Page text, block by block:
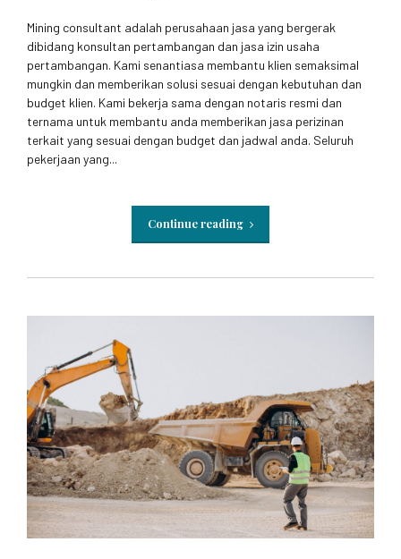
Mining consultant adalah perusahaan jasa yang bergerak
dibidang konsultan pertambangan dan jasa izin usaha
pertambangan. Kami senantiasa membantu klien semaksimal
mungkin dan memberikan solusi sesuai dengan kebutuhan dan
budget klien. Kami bekerja sama dengan notaris resmi dan
ternama untuk membantu anda memberikan jasa perizinan
terkait yang sesuai dengan budget dan jadwal anda. Seluruh
pekerjaan yang...
Continue reading